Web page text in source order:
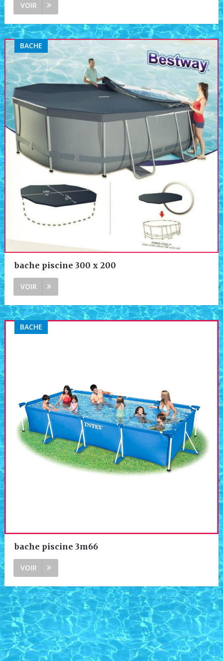
VOIR
BACHE
bache piscine 300 x 200
VOIR
BACHE
bache piscine 3m66
VOIR